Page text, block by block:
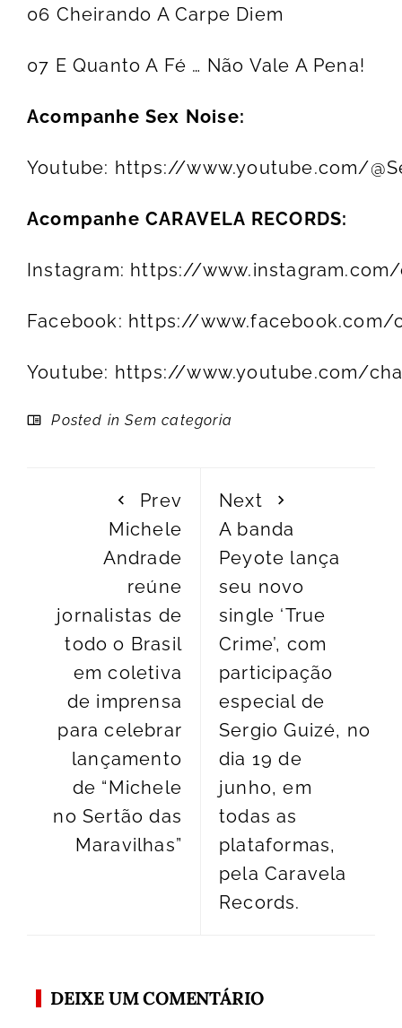
06 Cheirando A Carpe Diem
07 E Quanto A Fé … Não Vale A Pena!
Acompanhe Sex Noise:
Youtube: https://www.youtube.com/
Acompanhe CARAVELA RECORDS:
Instagram: https://
Facebook: https://www.facebook.com/
Youtube: https://www.youtube.com/
Posted in Sem categoria
Prev
Michele
Andrade
reúne
jornalistas de
todo o Brasil
em coletiva
de imprensa
para celebrar
lançamento
de “Michele
no Sertão das
Maravilhas”
Next
A banda
Peyote lança
seu novo
single ‘True
Crime’, com
participação
especial de
Sergio Guizé, no
dia 19 de
junho, em
todas as
plataformas,
pela Caravela
Records.
DEIXE UM COMENTÁRIO